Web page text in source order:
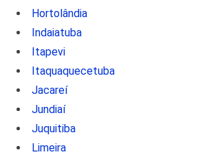
Hortolândia
Indaiatuba
Itapevi
Itaquaquecetuba
Jacareí
Jundiaí
Juquitiba
Limeira